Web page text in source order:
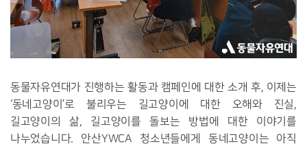
동물자유연대가 진행하는 활동과 캠페인에 대한 소개 후, 이제는
‘동네고양이’로 불리우는 길고양이에 대한 오해와 진실,
길고양이의 삶, 길고양이를 돌보는 방법에 대한 이야기를
나누었습니다. 안산YWCA 청소년들에게 동네고양이는 아직